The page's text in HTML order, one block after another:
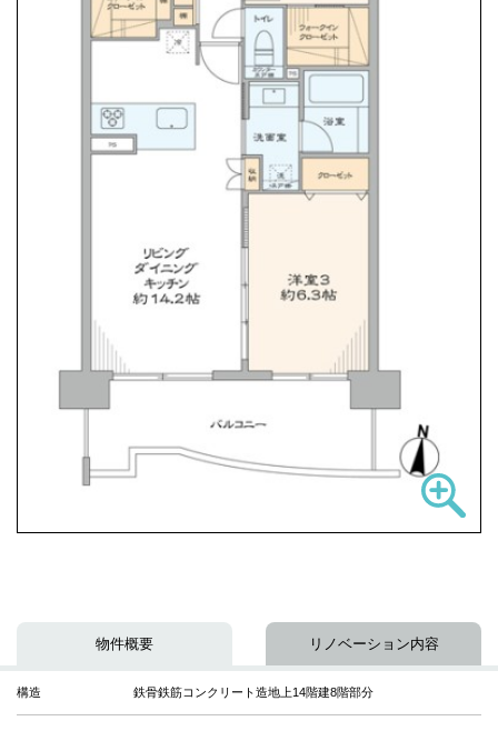
物件概要 リノベーション内容
構造 鉄骨鉄筋コンクリート造地上14階建8階部分